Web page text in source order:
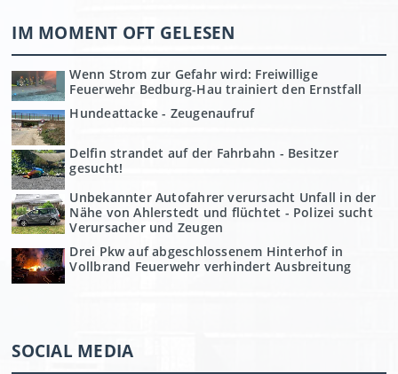
IM MOMENT OFT GELESEN
Wenn Strom zur Gefahr wird: Freiwillige
Feuerwehr Bedburg-Hau trainiert den Ernstfall
Hundeattacke - Zeugenaufruf
Delfin strandet auf der Fahrbahn - Besitzer
gesucht!
Unbekannter Autofahrer verursacht Unfall in der
Nähe von Ahlerstedt und flüchtet - Polizei sucht
Verursacher und Zeugen
Drei Pkw auf abgeschlossenem Hinterhof in
Vollbrand Feuerwehr verhindert Ausbreitung
SOCIAL MEDIA